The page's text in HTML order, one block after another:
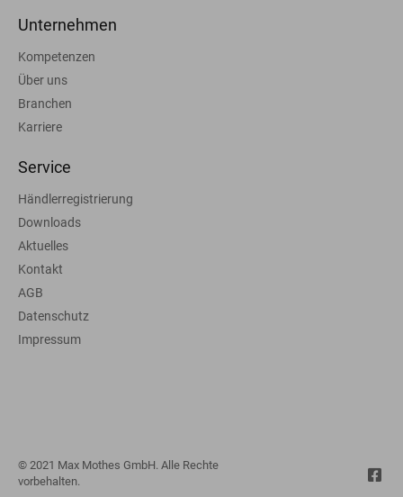
Unternehmen
Kompetenzen
Über uns
Branchen
Karriere
Service
Händlerregistrierung
Downloads
Aktuelles
Kontakt
AGB
Datenschutz
Impressum
© 2021 Max Mothes GmbH. Alle Rechte
vorbehalten.